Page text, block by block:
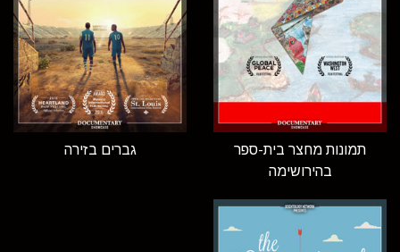
תמונות מחצר בית-ספר
בהירושימה
גברים בזירה